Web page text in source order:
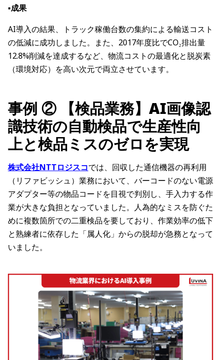
▪️成果
AI導入の結果、トラック稼働台数の集約による輸送コスト
の低減に成功しました。また、2017年度比でCO₂排出量
12.8%削減を達成するなど、物流コストの最適化と脱炭素
（環境対応）を高い次元で両立させています。
事例 ② 【検品業務】AI画像認
識技術の自動検品で生産性向
上と検品ミスのゼロを実現
株式会社NTTロジスコでは、回収した通信機器の再利用
（リファビッシュ）業務において、バーコードのない電源
アダプター等の物品コードを目視で判別し、手入力する作
業が大きな負担となっていました。人為的なミスを防ぐた
めに複数箇所での二重検品を要しており、作業効率の低下
と熟練者に依存した「属人化」からの脱却が急務となって
いました。